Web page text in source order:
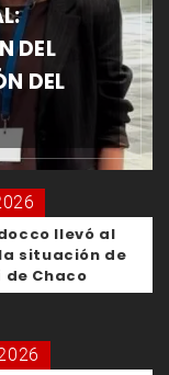
DEL
DEL
llevó al
la situación de
de Chaco